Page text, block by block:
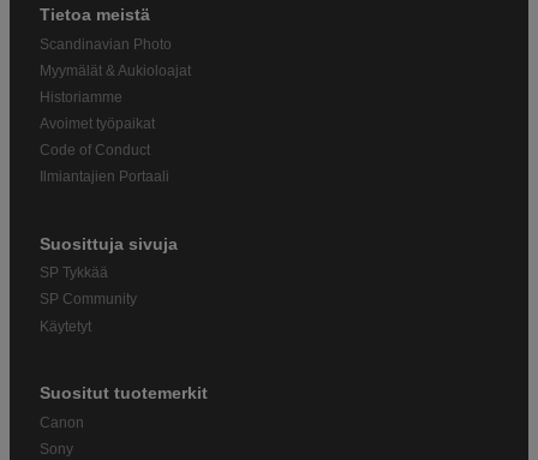
Tietoa meistä
Scandinavian Photo
Myymälät & Aukioloajat
Historiamme
Avoimet työpaikat
Code of Conduct
Ilmiantajien Portaali
Suosittuja sivuja
SP Tykkää
SP Community
Käytetyt
Suositut tuotemerkit
Canon
Sony